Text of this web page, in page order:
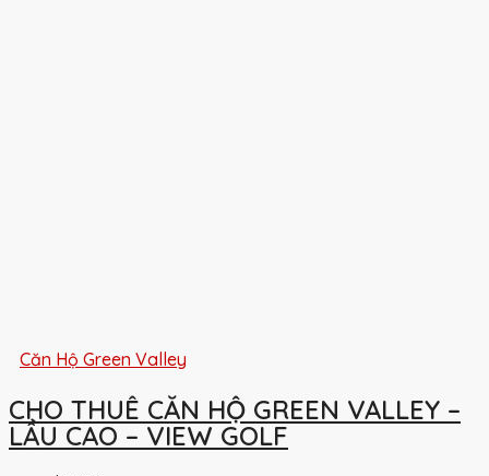
Căn Hộ Green Valley
CHO THUÊ CĂN HỘ GREEN VALLEY –
LẦU CAO – VIEW GOLF